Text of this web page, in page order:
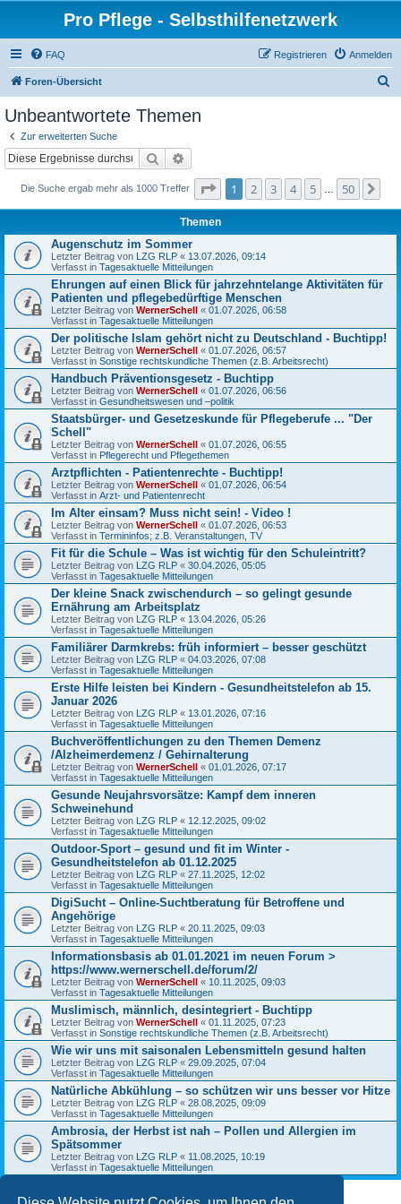
Pro Pflege - Selbsthilfenetzwerk
FAQ Anmelden
Registrieren
Foren-Übersicht
Unbeantwortete Themen
Zur erweiterten Suche
Suche
Die Suche ergab mehr als 1000 Treffer Seite von
1 2 3 4 5 50
Themen
Augenschutz im Sommer
Letzter Beitrag von LZG RLP « 13.07.2026, 09:14
Verfasst in Tagesaktuelle Mitteilungen
Ehrungen auf einen Blick für jahrzehntelange Aktivitäten für
Patienten und pflegebedürftige Menschen
Letzter Beitrag von WernerSchell « 01.07.2026, 06:58
Verfasst in Tagesaktuelle Mitteilungen
Der politische Islam gehört nicht zu Deutschland - Buchtipp!
Letzter Beitrag von WernerSchell « 01.07.2026, 06:57
Verfasst in Sonstige rechtskundliche Themen (z.B. Arbeitsrecht)
Handbuch Präventionsgesetz - Buchtipp
Letzter Beitrag von WernerSchell « 01.07.2026, 06:56
Verfasst in Gesundheitswesen und –politik
Staatsbürger- und Gesetzeskunde für Pflegeberufe ... "Der
Schell"
Letzter Beitrag von WernerSchell « 01.07.2026, 06:55
Verfasst in Pflegerecht und Pflegethemen
Arztpflichten - Patientenrechte - Buchtipp!
Letzter Beitrag von WernerSchell « 01.07.2026, 06:54
Verfasst in Arzt- und Patientenrecht
Im Alter einsam? Muss nicht sein! - Video !
Letzter Beitrag von WernerSchell « 01.07.2026, 06:53
Verfasst in Termininfos; z.B. Veranstaltungen, TV
Fit für die Schule – Was ist wichtig für den Schuleintritt?
Letzter Beitrag von LZG RLP « 30.04.2026, 05:05
Verfasst in Tagesaktuelle Mitteilungen
Der kleine Snack zwischendurch – so gelingt gesunde
Ernährung am Arbeitsplatz
Letzter Beitrag von LZG RLP « 13.04.2026, 05:26
Verfasst in Tagesaktuelle Mitteilungen
Familiärer Darmkrebs: früh informiert – besser geschützt
Letzter Beitrag von LZG RLP « 04.03.2026, 07:08
Verfasst in Tagesaktuelle Mitteilungen
Erste Hilfe leisten bei Kindern - Gesundheitstelefon ab 15.
Januar 2026
Letzter Beitrag von LZG RLP « 13.01.2026, 07:16
Verfasst in Tagesaktuelle Mitteilungen
Buchveröffentlichungen zu den Themen Demenz
/Alzheimerdemenz / Gehirnalterung
Letzter Beitrag von WernerSchell « 01.01.2026, 07:17
Verfasst in Tagesaktuelle Mitteilungen
Gesunde Neujahrsvorsätze: Kampf dem inneren
Schweinehund
Letzter Beitrag von LZG RLP « 12.12.2025, 09:02
Verfasst in Tagesaktuelle Mitteilungen
Outdoor-Sport – gesund und fit im Winter -
Gesundheitstelefon ab 01.12.2025
Letzter Beitrag von LZG RLP « 27.11.2025, 12:02
Verfasst in Tagesaktuelle Mitteilungen
DigiSucht – Online-Suchtberatung für Betroffene und
Angehörige
Letzter Beitrag von LZG RLP « 20.11.2025, 09:03
Verfasst in Tagesaktuelle Mitteilungen
Informationsbasis ab 01.01.2021 im neuen Forum >
https://www.wernerschell.de/forum/2/
Letzter Beitrag von WernerSchell « 10.11.2025, 09:03
Verfasst in Tagesaktuelle Mitteilungen
Muslimisch, männlich, desintegriert - Buchtipp
Letzter Beitrag von WernerSchell « 01.11.2025, 07:23
Verfasst in Sonstige rechtskundliche Themen (z.B. Arbeitsrecht)
Wie wir uns mit saisonalen Lebensmitteln gesund halten
Letzter Beitrag von LZG RLP « 29.09.2025, 07:04
Verfasst in Tagesaktuelle Mitteilungen
Natürliche Abkühlung – so schützen wir uns besser vor Hitze
Letzter Beitrag von LZG RLP « 28.08.2025, 09:09
Verfasst in Tagesaktuelle Mitteilungen
Ambrosia, der Herbst ist nah – Pollen und Allergien im
Spätsommer
Letzter Beitrag von LZG RLP « 11.08.2025, 10:19
Verfasst in Tagesaktuelle Mitteilungen